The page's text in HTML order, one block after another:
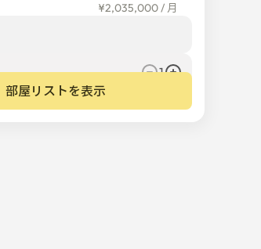
¥2,035,000/ 月
1
部屋リストを表示